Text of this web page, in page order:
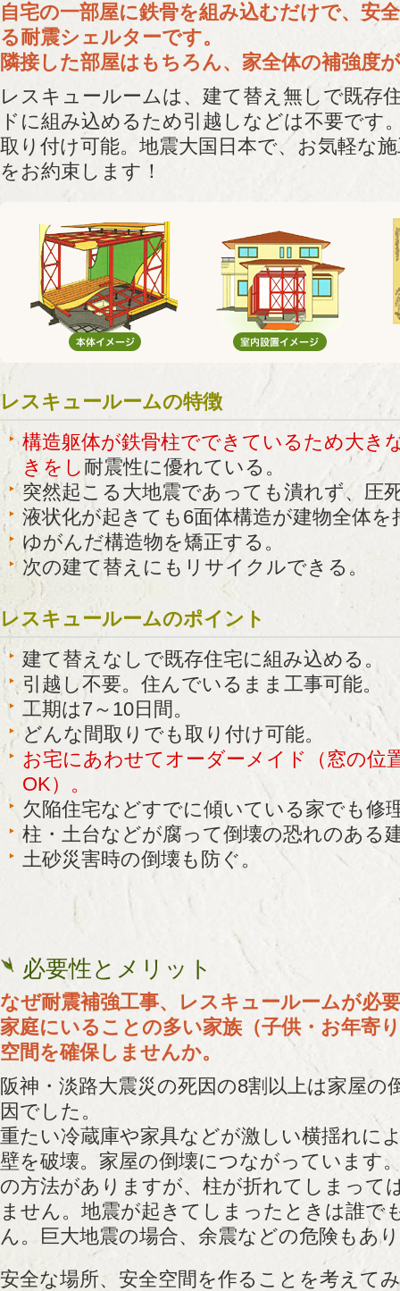
自宅の一部屋に鉄骨を組み込むだけで、安
る耐震シェルターです。
隣接した部屋はもちろん、家全体の補強度
レスキュールームは、建て替え無しで既存
ドに組み込めるため引越しなどは不要です
取り付け可能。地震大国日本で、お気軽な
をお約束します！
レスキュールームの特徴
構造躯体が鉄骨柱でできているため大き
きをし 耐震性に優れている。
突然起こる大地震であっても潰れず、圧
液状化が起きても6面体構造が建物全体を
ゆがんだ構造物を矯正する。
次の建て替えにもリサイクルできる。
レスキュールームのポイント
建て替えなしで既存住宅に組み込める。
引越し不要。住んでいるまま工事可能。
工期は7～10日間。
どんな間取りでも取り付け可能。
お宅にあわせてオーダーメイド（窓の位
OK）。
欠陥住宅などすでに傾いている家でも修
柱・土台などが腐って倒壊の恐れのある
土砂災害時の倒壊も防ぐ。
必要性とメリット
なぜ耐震補強工事、レスキュールームが必
家庭にいることの多い家族（子供・お年寄
空間を確保しませんか。
阪神・淡路大震災の死因の8割以上は家屋の
因でした。
重たい冷蔵庫や家具などが激しい横揺れに
壁を破壊。家屋の倒壊につながっています
の方法がありますが、柱が折れてしまって
ません。地震が起きてしまったときは誰で
ん。巨大地震の場合、余震などの危険もあ
安全な場所、安全空間を作ることを考えて